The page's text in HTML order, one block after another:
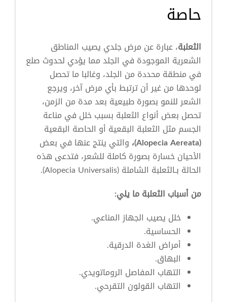
حاصة
الثعلبة، عبارة عن مرض جلدي يصيب المناطق
الشعرية الموجودة في الجلد مما يؤدي لحدوث صلع
في منطقة محددة من الجلد، وغالبا ما تحصل
لوحدها من غير أن ترتبط بأي مرض آخر، ويرجع
الشعر للنمو بصورة طبيعية بعد مدة من الزمن،
تحصل بعض أنواع الثعلبة بسبب خلل في مناعة
الجسم مثل الثعلبة البقعية أو الحاصة البقعية
(Alopecia Aereata)،
والتي ينتج عنها في بعض
الأحيان خسارة بصورة كاملة للشعر، فتدعى هذه
الحالة بـالثعلبة الشاملة (Alopecia Universalis).
من أسباب الثعلبة ما يلي:
خلل يصيب الجهاز المناعي.
الحساسية.
أمراض الغدة الدرقية.
البهاق.
التهاب المفاصل الروماتويدي.
التهاب القولون التقرحي.